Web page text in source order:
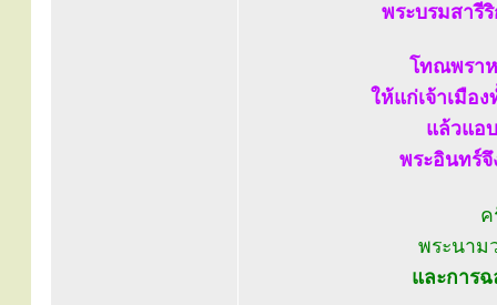
พระบรมสารี
โทณพรา
ให้แก่เจ้าเมือ
แล้วแอ
พระอินทร์
พระนาม
และการ